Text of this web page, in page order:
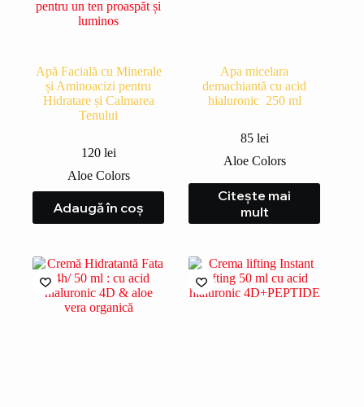
Apă Facială cu Minerale
și Aminoacizi pentru
Hidratare și Calmarea
Tenului
120 lei
Aloe Colors
Adaugă în coș
Apa micelara
demachiantă cu acid
hialuronic 250 ml
85 lei
Aloe Colors
Citește mai
mult